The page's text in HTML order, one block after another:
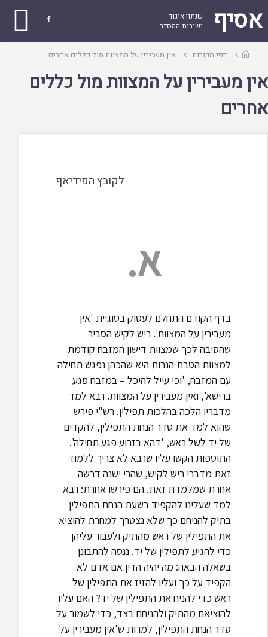
אסיף
שנתון איגוד
ישיבות ההסדר

עמודדפי מקורות אין מעבירין על המצוות מול כללים אחרים
אין מעבירין על המצוות מול כללים
אחרים
לקובץ הפידיאף
א.
בדף הקודם התחלנו לעסוק בסוגיית 'אין
מעבירין על המצוות'. ריש לקיש הסביר
שהסיבה לכך שמצוות דישון המזבח קודמת
למצוות הטבת הנרות היא שהכהן נפגש תחילה
עם המזבח, 'וכי עייל להיכל – במזבח פגע
ברישא', ואין מעבירין על המצוות. רבא למד
מדבריו הלכה בהלכות תפילין. רש"י פירש
שהוא למד את סדר הנחת התפילין, להקדים
של יד לשל ראש, 'דהא בזרוע פגע תחילה'.
התוספות הקשו עליו שרבא לא צריך ללמוד
זאת מדברי ריש לקיש, שהרי ישנה דרשה
אחרת שמלמדת זאת. הם פירשו אחרת: רבא
למד שעלינו להקפיד בשעת הנחת התפילין
בתיק להניחם כך שלא נצטרך למחרת להוציא
את התפילין של ראש מהתיק ולעבור עליהן
כדי להגיע לתפילין של יד. ננסה להתבונן
בשאלה הבאה: מה יהיה הדין אם אדם לא
הקפיד על כך ועליו להזיז את התפילין של
ראש כדי להניח את התפילין של יד? האם עליו
להוציאם מהתיק ולהניחם בצד, כדי לשמור על
סדר הנחת התפילין, למרות ש'אין מעבירין על